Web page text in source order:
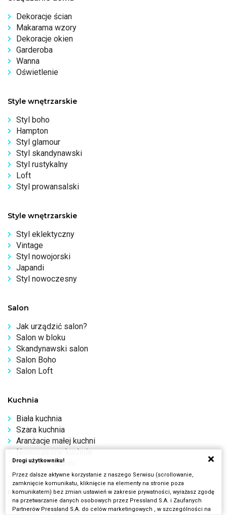
Dekoracje ścian
Makarama wzory
Dekoracje okien
Garderoba
Wanna
Oświetlenie
Style wnętrzarskie
Styl boho
Hampton
Styl glamour
Styl skandynawski
Styl rustykalny
Loft
Styl prowansalski
Style wnętrzarskie
Styl eklektyczny
Vintage
Styl nowojorski
Japandi
Styl nowoczesny
Salon
Jak urządzić salon?
Salon w bloku
Skandynawski salon
Salon Boho
Salon Loft
Kuchnia
Biała kuchnia
Szara kuchnia
Aranżacje małej kuchni
Nowoczesne kuchnie
Lamele w kuchni
Meble
Łóżko dla dziecka
Drogi użytkowniku!
Przez dalsze aktywne korzystanie z naszego Serwisu (scrollowanie,
zamknięcie komunikatu, kliknięcie na elementy na stronie poza
komunikatem) bez zmian ustawień w zakresie prywatności, wyrażasz zgodę
na przetwarzanie danych osobowych przez Pressland S.A. i Zaufanych
Partnerów Pressland S.A. do celów marketingowych , w szczególności na